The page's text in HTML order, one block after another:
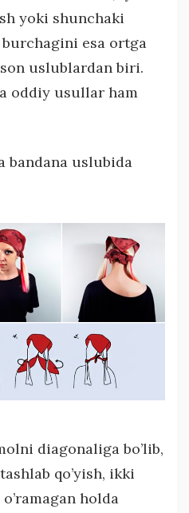
yoki shunchaki
esa ortga
uslublardan biri.
oddiy usullar ham
bandana uslubida
diagonaliga bo’lib,
qo’yish, ikki
holda